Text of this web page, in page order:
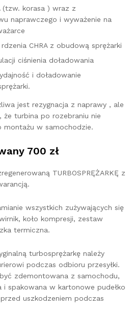
(tzw. korasa ) wraz z
naprawczego i wyważenie na
CHRA z obudową sprężarki
ciśnienia doładowania
i doładowanie
jest rezygnacja z naprawy , ale
turbina po rozebraniu nie
montażu w samochodzie.
700 zł
TURBOSPRĘŻARKĘ z
wszystkich zużywających się
koło kompresji, zestaw
termiczna.
turbosprężarkę należy
podczas odbioru przesyłki.
zdemontowana z samochodu,
i spakowana w kartonowe pudełko
uszkodzeniem podczas